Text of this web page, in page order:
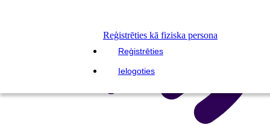
Reģistrēties kā fiziska persona
Reģistrēties
Ielogoties